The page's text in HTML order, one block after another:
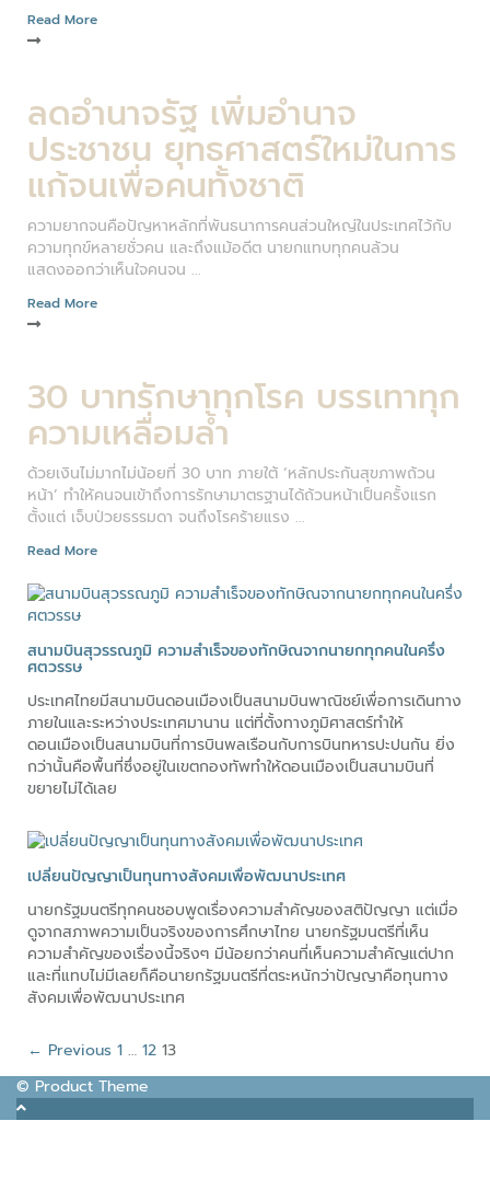
Read More
ลดอำนาจรัฐ เพิ่มอำนาจ
ประชาชน ยุทธศาสตร์ใหม่ในการ
แก้จนเพื่อคนทั้งชาติ
ความยากจนคือปัญหาหลักที่พันธนาการคนส่วนใหญ่ในประเทศไว้กับ
ความทุกข์หลายชั่วคน และถึงแม้อดีต นายกแทบทุกคนล้วน
แสดงออกว่าเห็นใจคนจน ...
Read More
30 บาทรักษาทุกโรค บรรเทาทุก
ความเหลื่อมล้ำ
ด้วยเงินไม่มากไม่น้อยที่ 30 บาท ภายใต้ ‘หลักประกันสุขภาพถ้วน
หน้า’ ทำให้คนจนเข้าถึงการรักษามาตรฐานได้ถ้วนหน้าเป็นครั้งแรก
ตั้งแต่ เจ็บป่วยธรรมดา จนถึงโรคร้ายแรง ...
Read More
สนามบินสุวรรณภูมิ ความสำเร็จของทักษิณจากนายกทุกคนในครึ่ง
ศตวรรษ
ประเทศไทยมีสนามบินดอนเมืองเป็นสนามบินพาณิชย์เพื่อการเดินทาง
ภายในและระหว่างประเทศมานาน แต่ที่ตั้งทางภูมิศาสตร์ทำให้
ดอนเมืองเป็นสนามบินที่การบินพลเรือนกับการบินทหารปะปนกัน ยิ่ง
กว่านั้นคือพื้นที่ซึ่งอยู่ในเขตกองทัพทำให้ดอนเมืองเป็นสนามบินที่
ขยายไม่ได้เลย
เปลี่ยนปัญญาเป็นทุนทางสังคมเพื่อพัฒนาประเทศ
นายกรัฐมนตรีทุกคนชอบพูดเรื่องความสำคัญของสติปัญญา แต่เมื่อ
ดูจากสภาพความเป็นจริงของการศึกษาไทย นายกรัฐมนตรีที่เห็น
ความสำคัญของเรื่องนี้จริงๆ มีน้อยกว่าคนที่เห็นความสำคัญแต่ปาก
และที่แทบไม่มีเลยก็คือนายกรัฐมนตรีที่ตระหนักว่าปัญญาคือทุนทาง
สังคมเพื่อพัฒนาประเทศ
← Previous 1 … 12 13
© Product Theme